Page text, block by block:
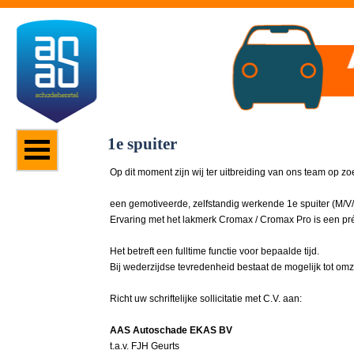
1e spuiter
Op dit moment zijn wij ter uitbreiding van ons team op
een gemotiveerde, zelfstandig werkende 1e spuiter (M/
Ervaring met het lakmerk Cromax / Cromax Pro is een
Het betreft een fulltime functie voor bepaalde tijd.
Bij wederzijdse tevredenheid bestaat de mogelijk tot
Richt uw schriftelijke sollicitatie met C.V. aan:
AAS Autoschade EKAS BV
t.a.v. FJH Geurts